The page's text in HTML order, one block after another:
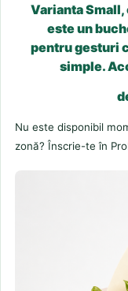
Varianta
este un
pentru gesturi
simple.
Nu este disponibil
zonă? Înscrie-te în